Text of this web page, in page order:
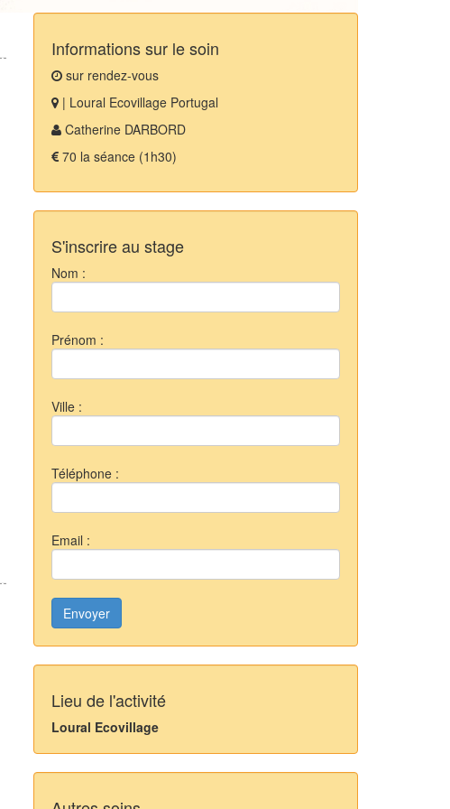
Informations sur le soin
sur rendez-vous
| Loural Ecovillage Portugal
Catherine DARBORD
70 la séance (1h30)
S'inscrire au stage
Nom :
Prénom :
Ville :
Téléphone :
Email :
Envoyer
Lieu de l'activité
Loural Ecovillage